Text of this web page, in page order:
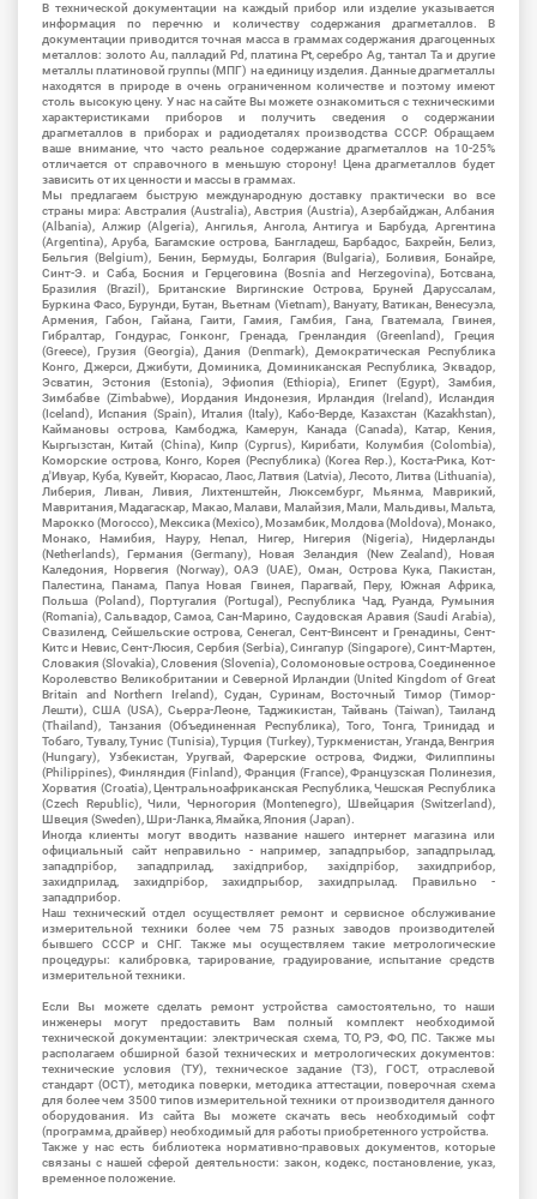
В технической документации на каждый прибор или изделие указывается
информация по перечню и количеству содержания драгметаллов. В
документации приводится точная масса в граммах содержания драгоценных
металлов: золото Au, палладий Pd, платина Pt, серебро Ag, тантал Ta и другие
металлы платиновой группы (МПГ) на единицу изделия. Данные драгметаллы
находятся в природе в очень ограниченном количестве и поэтому имеют
столь высокую цену. У нас на сайте Вы можете ознакомиться с техническими
характеристиками приборов и получить сведения о содержании
драгметаллов в приборах и радиодеталях производства СССР. Обращаем
ваше внимание, что часто реальное содержание драгметаллов на 10-25%
отличается от справочного в меньшую сторону! Цена драгметаллов будет
зависить от их ценности и массы в граммах.
Мы предлагаем быструю международную доставку практически во все
страны мира: Австралия (Australia), Австрия (Austria), Азербайджан, Албания
(Albania), Алжир (Algeria), Ангилья, Ангола, Антигуа и Барбуда, Аргентина
(Argentina), Аруба, Багамские острова, Бангладеш, Барбадос, Бахрейн, Белиз,
Бельгия (Belgium), Бенин, Бермуды, Болгария (Bulgaria), Боливия, Бонайре,
Синт-Э. и Саба, Босния и Герцеговина (Bosnia and Herzegovina), Ботсвана,
Бразилия (Brazil), Британские Виргинские Острова, Бруней Даруссалам,
Буркина Фасо, Бурунди, Бутан, Вьетнам (Vietnam), Вануату, Ватикан, Венесуэла,
Армения, Габон, Гайана, Гаити, Гамия, Гамбия, Гана, Гватемала, Гвинея,
Гибралтар, Гондурас, Гонконг, Гренада, Гренландия (Greenland), Греция
(Greece), Грузия (Georgia), Дания (Denmark), Демократическая Республика
Конго, Джерси, Джибути, Доминика, Доминиканская Республика, Эквадор,
Эсватин, Эстония (Estonia), Эфиопия (Ethiopia), Египет (Egypt), Замбия,
Зимбабве (Zimbabwe), Иордания Индонезия, Ирландия (Ireland), Исландия
(Iceland), Испания (Spain), Италия (Italy), Кабо-Верде, Казахстан (Kazakhstan),
Каймановы острова, Камбоджа, Камерун, Канада (Canada), Катар, Кения,
Кыргызстан, Китай (China), Кипр (Cyprus), Кирибати, Колумбия (Colombia),
Коморские острова, Конго, Корея (Республика) (Korea Rep.), Коста-Рика, Кот-
д'Ивуар, Куба, Кувейт, Кюрасао, Лаос, Латвия (Latvia), Лесото, Литва (Lithuania),
Либерия, Ливан, Ливия, Лихтенштейн, Люксембург, Мьянма, Маврикий,
Мавритания, Мадагаскар, Макао, Малави, Малайзия, Мали, Мальдивы, Мальта,
Марокко (Morocco), Мексика (Mexico), Мозамбик, Молдова (Moldova), Монако,
Монако, Намибия, Науру, Непал, Нигер, Нигерия (Nigeria), Нидерланды
(Netherlands), Германия (Germany), Новая Зеландия (New Zealand), Новая
Каледония, Норвегия (Norway), ОАЭ (UAE), Оман, Острова Кука, Пакистан,
Палестина, Панама, Папуа Новая Гвинея, Парагвай, Перу, Южная Африка,
Польша (Poland), Португалия (Portugal), Республика Чад, Руанда, Румыния
(Romania), Сальвадор, Самоа, Сан-Марино, Саудовская Аравия (Saudi Arabia),
Свазиленд, Сейшельские острова, Сенегал, Сент-Винсент и Гренадины, Сент-
Китс и Невис, Сент-Люсия, Сербия (Serbia), Сингапур (Singapore), Синт-Мартен,
Словакия (Slovakia), Словения (Slovenia), Соломоновые острова, Соединенное
Королевство Великобритании и Северной Ирландии (United Kingdom of Great
Britain and Northern Ireland), Судан, Суринам, Восточный Тимор (Тимор-
Лешти), США (USA), Сьерра-Леоне, Таджикистан, Тайвань (Taiwan), Таиланд
(Thailand), Танзания (Объединенная Республика), Того, Тонга, Тринидад и
Тобаго, Тувалу, Тунис (Tunisia), Турция (Turkey), Туркменистан, Уганда, Венгрия
(Hungary), Узбекистан, Уругвай, Фарерские острова, Фиджи, Филиппины
(Philippines), Финляндия (Finland), Франция (France), Французская Полинезия,
Хорватия (Croatia), Центральноафриканская Республика, Чешская Республика
(Czech Republic), Чили, Черногория (Montenegro), Швейцария (Switzerland),
Швеция (Sweden), Шри-Ланка, Ямайка, Япония (Japan).
Иногда клиенты могут вводить название нашего интернет магазина или
официальный сайт неправильно - например, западпрыбор, западпрылад,
западпрібор, западприлад, західприбор, західпрібор, захидприбор,
захидприлад, захидпрібор, захидпрыбор, захидпрылад. Правильно -
западприбор.
Наш технический отдел осуществляет ремонт и сервисное обслуживание
измерительной техники более чем 75 разных заводов производителей
бывшего СССР и СНГ. Также мы осуществляем такие метрологические
процедуры: калибровка, тарирование, градуирование, испытание средств
измерительной техники.
Если Вы можете сделать ремонт устройства самостоятельно, то наши
инженеры могут предоставить Вам полный комплект необходимой
технической документации: электрическая схема, ТО, РЭ, ФО, ПС. Также мы
располагаем обширной базой технических и метрологических документов:
технические условия (ТУ), техническое задание (ТЗ), ГОСТ, отраслевой
стандарт (ОСТ), методика поверки, методика аттестации, поверочная схема
для более чем 3500 типов измерительной техники от производителя данного
оборудования. Из сайта Вы можете скачать весь необходимый софт
(программа, драйвер) необходимый для работы приобретенного устройства.
Также у нас есть библиотека нормативно-правовых документов, которые
связаны с нашей сферой деятельности: закон, кодекс, постановление, указ,
временное положение.